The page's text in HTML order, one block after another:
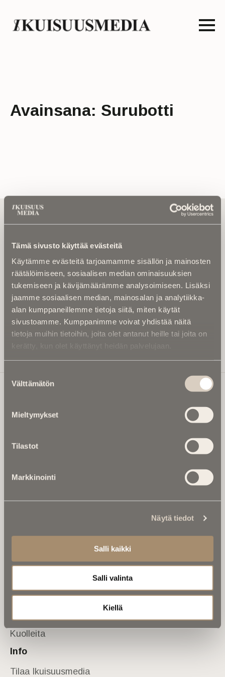
Tämä sivusto käyttää evästeitä
Käytämme evästeitä tarjoamamme sisällön ja mainosten
räätälöimiseen, sosiaalisen median ominaisuuksien
tukemiseen ja kävijämäärämme analysoimiseen. Lisäksi
jaamme sosiaalisen median, mainosalan ja analytiikka-
alan kumppaneillemme tietoja siitä, miten käytät
sivustoamme. Kumppanimme voivat yhdistää näitä
tietoja muihin tietoihin, joita olet antanut heille tai joita on
kerätty, kun olet käyttänyt heidän palvelujaan.
valinta
Välttämätön
Mieltymykset
Tilastot
Markkinointi
Näytä tiedot
Salli kaikki
Salli valinta
Kiellä
Avainsana: Surubotti
Tilaa uutiskirje - Pääset heti parhaiden
artikkelien pariin!
Kirjoita alle sähköpostiosoitteesi niin saat kaksi kertaa
etteivät kiinnostavat artikkelit jää huomaamatta.
Uutiskirje on maksuton eikä se velvoita mihinkään.
Kirjoita tähän sähköpostiosoite, johon haluat uutiskirjeen
tulevan:
Tilaa Uutiskirje
Ikuisuusmedia
valtakunnallinen mediabrändi. Julkaisemme uusimmat
kuolinuutiset ja kuolintiedot.
Anna palautetta
Muistokirjoituksia
Kuolema koskettaa
Asiantuntijoilta
Kuolleita
Info
Tilaa Ikuisuusmedia